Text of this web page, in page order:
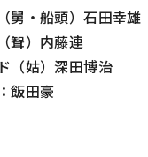
舅・船頭）石田幸雄
聟）内藤連
（姑）深田博治
飯田豪